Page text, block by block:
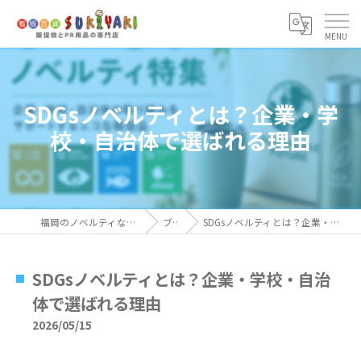
SDGsノベルティとは？企業・学
校・自治体で選ばれる理由
福岡のノベルティなら看板百貨 SUKIYAKI ブログ SDGsノベルティとは？企業・学校・自治体で選ばれる理由
SDGsノベルティとは？企業・学校・自治
体で選ばれる理由
2026/05/15